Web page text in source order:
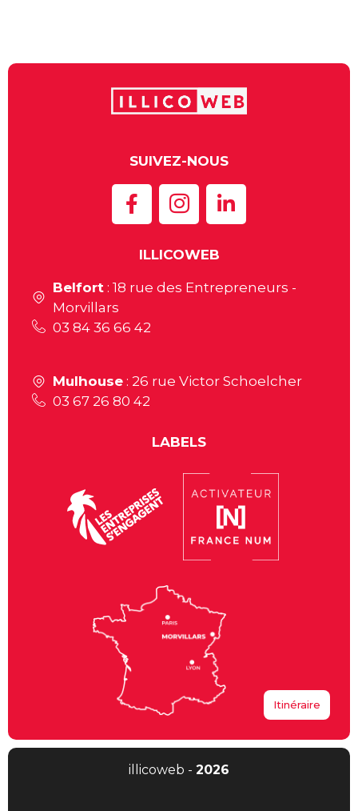
SUIVEZ-NOUS
ILLICOWEB
Belfort : 18 rue des Entrepreneurs -
Morvillars
03 84 36 66 42
Mulhouse : 26 rue Victor Schoelcher
03 67 26 80 42
LABELS
Itinéraire
illicoweb - 2026